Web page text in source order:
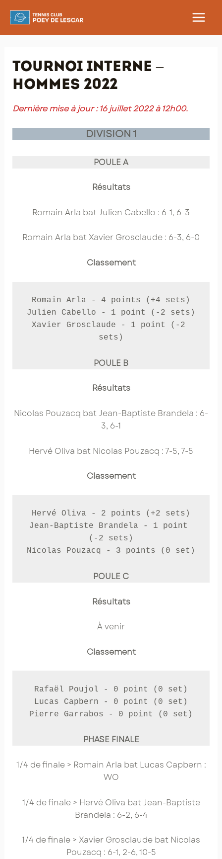
MAIN
Tournoi interne –
Hommes 2022
Dernière mise à jour : 16 juillet 2022 à 12h00.
DIVISION 1
POULE A
Résultats
Romain Arla bat Julien Cabello : 6-1, 6-3
Romain Arla bat Xavier Grosclaude : 6-3, 6-0
Classement
Romain Arla - 4 points (+4 sets)
Julien Cabello - 1 point (-2 sets)
Xavier Grosclaude - 1 point (-2
sets)
POULE B
Résultats
Nicolas Pouzacq bat Jean-Baptiste Brandela : 6-
3, 6-1
Hervé Oliva bat Nicolas Pouzacq : 7-5, 7-5
Classement
Hervé Oliva - 2 points (+2 sets)
Jean-Baptiste Brandela - 1 point
(-2 sets)
Nicolas Pouzacq - 3 points (0 set)
POULE C
Résultats
À venir
Classement
Rafaël Poujol - 0 point (0 set)
Lucas Capbern - 0 point (0 set)
Pierre Garrabos - 0 point (0 set)
PHASE FINALE
1/4 de finale > Romain Arla bat Lucas Capbern :
WO
1/4 de finale > Hervé Oliva bat Jean-Baptiste
Brandela : 6-2, 6-4
1/4 de finale > Xavier Grosclaude bat Nicolas
Pouzacq : 6-1, 2-6, 10-5